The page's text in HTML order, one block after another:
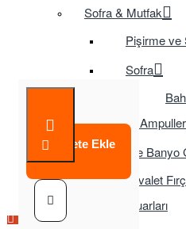
Sofra & Mutfak
Pişirme ve
Sofra
Tasarruflu Ampuller
Temizlik ve Banyo
Tuvalet
TV Aksesuarları
Sepete Ekle
Çok Satılan Ürün